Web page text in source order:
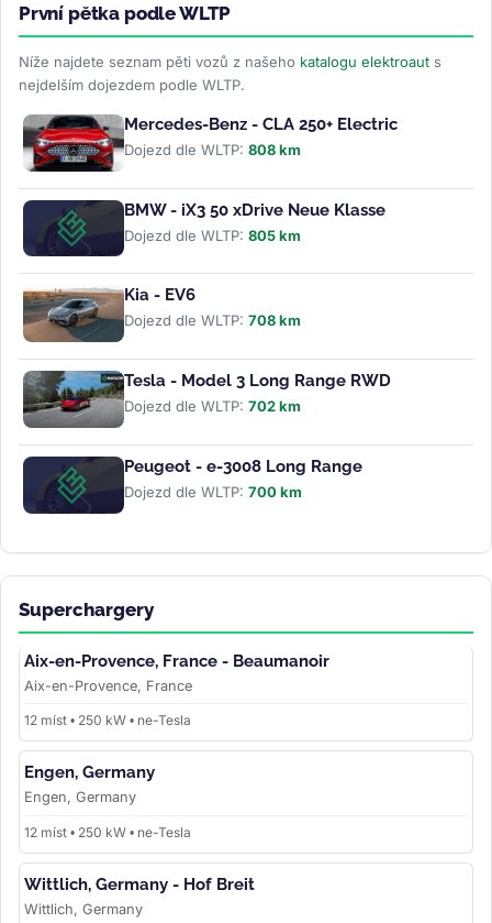
První pětka podle WLTP
Níže najdete seznam pěti vozů z našeho katalogu elektroaut s
nejdelším dojezdem podle WLTP.
Mercedes-Benz - CLA 250+ Electric
Dojezd dle WLTP: 808 km
BMW - iX3 50 xDrive Neue Klasse
Dojezd dle WLTP: 805 km
Kia - EV6
Dojezd dle WLTP: 708 km
Tesla - Model 3 Long Range RWD
Dojezd dle WLTP: 702 km
Peugeot - e-3008 Long Range
Dojezd dle WLTP: 700 km
Superchargery
Aix-en-Provence, France - Beaumanoir
Aix-en-Provence, France
12 míst • 250 kW • ne-Tesla
Engen, Germany
Engen, Germany
12 míst • 250 kW • ne-Tesla
Wittlich, Germany - Hof Breit
Wittlich, Germany